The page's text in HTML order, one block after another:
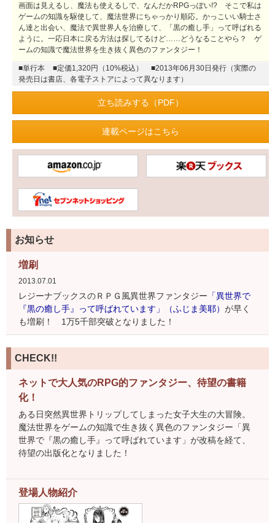
画面は見えるし、魔法も使えるしで、なんだかRPGっぽい!? そこで私は
ゲームの知識を駆使して、魔法世界にちゃっかり順応。かっこいい騎士さ
ん達と出会い、魔法で異世界人を治療して、「黒の癒し手」って呼ばれる
ように。一応日本に戻る方法は探してるけど……どうなることやら？ ゲ
ームの知識で魔法世界を生き抜く異色のファンタジー！
■単行本 ■定価1,320円（10%税込）
■2013年06月30日発行（実際の
発売日は書店、各電子ストアによって異なります）
立ち読みする（PDF）
連載ページはこちら
お知らせ
増刷
2013.07.01
レジーナブックスのＲＰＧ風異世界ファンタジー 「異世界で
『黒の癒し手』って呼ばれています」（ふじま美耶） が早く
も増刷！ 1万5千部突破となりました！
CHECK!!
ネットで大人気のRPG的ファンタジー、待望の書籍
化！
ある日突然異世界トリップしてしまった女子大生の大冒険。
魔法世界をゲームの知識で生き抜く異色のファンタジー「異
世界で『黒の癒し手』って呼ばれています」が改稿を経て、
待望の出版化となりました！
登場人物紹介